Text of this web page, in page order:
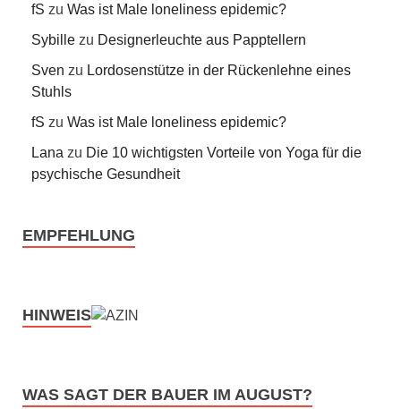
fS zu Was ist Male loneliness epidemic?
Sybille zu Designerleuchte aus Papptellern
Sven zu Lordosenstütze in der Rückenlehne eines
Stuhls
fS zu Was ist Male loneliness epidemic?
Lana zu Die 10 wichtigsten Vorteile von Yoga für die
psychische Gesundheit
EMPFEHLUNG
HINWEIS
WAS SAGT DER BAUER IM AUGUST?